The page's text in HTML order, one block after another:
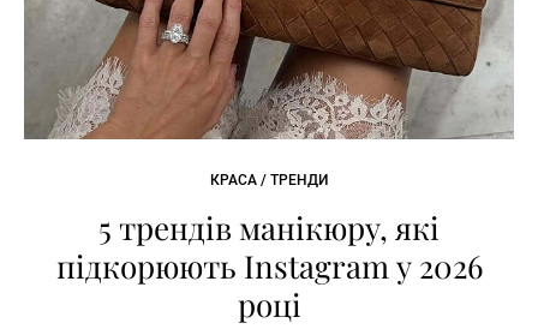
КРАСА / ТРЕНДИ
5 трендів манікюру, які
підкорюють Instagram у 2026
році